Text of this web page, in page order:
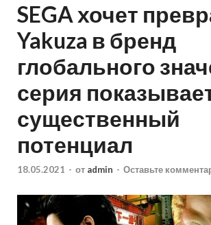
SEGA хочет
Yakuza в бренд
глобального
серия
существенный
потенциал
18.05.2021 - от admin - Оставьте